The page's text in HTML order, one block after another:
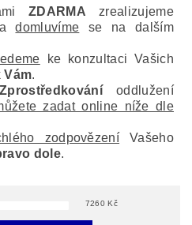
ZDARMA zrealizujeme
adomluvíme se na dalším
ke konzultaci Vašich
Vám.
Zprostředkováníoddlužení
zadat online níže dle
zodpovězení Vašeho
dole.
7260 Kč